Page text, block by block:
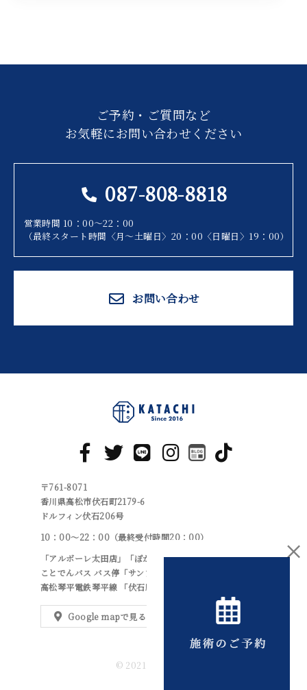
ご予約・ご質問など
お気軽にお問い合わせください
087-808-8818
営業時間 10：00～22：00
（最終スタート時間〈月～土曜日〉20：00〈日曜日〉19：00）
お問い合わせ
〒761-8071
香川県高松市伏石町2179-6
ドルフィン伏石206号
10：00～22：00（最終受付時間20：00）
「アルボーレ太田店」「ぽかぽかの湯」より車で1分
ことでんバス バス停「サンフラワー東」より徒歩5分
高松琴平電鉄琴平線 「伏石駅」より徒歩10分
Google mapで見る
© 2021 整体院 形
×